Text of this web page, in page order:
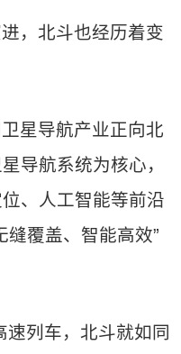
，北斗也经历着变
星导航产业正向北
导航系统为核心，
、人工智能等前沿
缝覆盖、智能高效”
速列车，北斗就如同